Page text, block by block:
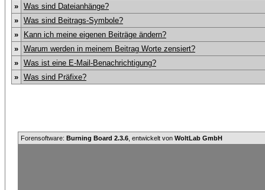
» Was sind Dateianhänge?
» Was sind Beitrags-Symbole?
»
Kann ich meine eigenen Beiträge ändern?
» Warum werden in meinem Beitrag Worte zensiert?
» Was ist eine E-Mail-Benachrichtigung?
» Was sind Präfixe?
Forensoftware: Burning Board 2.3.6 , entwickelt von WoltLab GmbH